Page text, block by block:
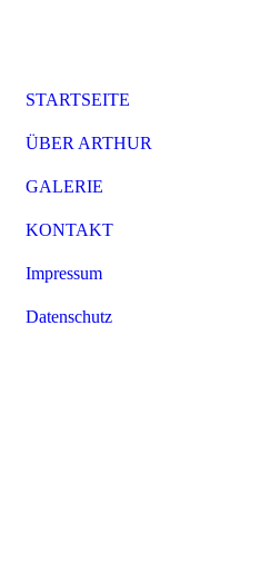
STARTSEITE
ÜBER ARTHUR
GALERIE
KONTAKT
Impressum
Datenschutz